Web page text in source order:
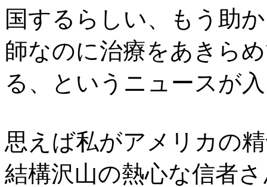
国するらしい、もう助
師なのに治療をあきら
る、というニュースが
思えば私がアメリカの
結構沢山の熱心な信者